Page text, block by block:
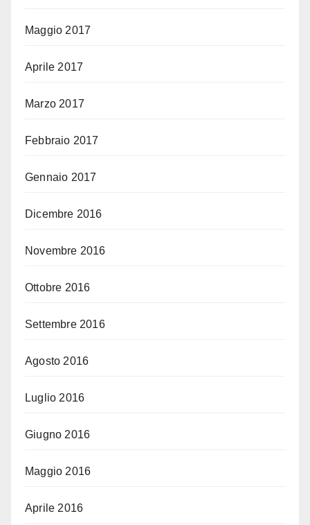
Maggio 2017
Aprile 2017
Marzo 2017
Febbraio 2017
Gennaio 2017
Dicembre 2016
Novembre 2016
Ottobre 2016
Settembre 2016
Agosto 2016
Luglio 2016
Giugno 2016
Maggio 2016
Aprile 2016